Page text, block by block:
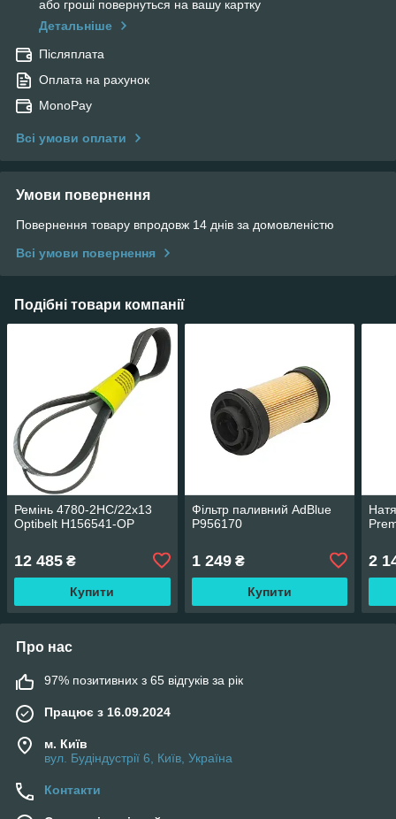
або гроші повернуться на вашу картку
Детальніше
Післяплата
Оплата на рахунок
MonoPay
Всі умови оплати
Умови повернення
Повернення товару впродовж 14 днів за домовленістю
Всі умови повернення
Подібні товари компанії
Ремінь 4780-2HC/22x13
Optibelt H156541-OP
12 485 ₴
Купити
Фільтр паливний AdBlue
P956170
1 249₴
Купити
2
Про нас
97% позитивних з 65 відгуків за рік
Працює з 16.09.2024
м. Київ
вул. Будіндустрії 6, Київ, Україна
Контакти